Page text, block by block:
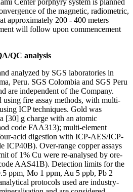
of the magnetic, radiometric,
approximately 200 - 400 meters
will follow upon commencement
QC analysis
analyzed by SGS laboratories in
Peru. SGS Colombia and SGS Peru
are independent of the Company.
using fire assay methods, with multi-
ICP techniques. Gold was
[30] g charge with an atomic
code FAA313); multi-element
acid digestion with ICP-AES/ICP-
ICP40B). Over-range copper assays
of 1% Cu were re-analysed by ore-
AAS41B). Detection limits for the
ppm, Mo 1 ppm, Au 5 ppb, Pb 2
protocols used are industry-